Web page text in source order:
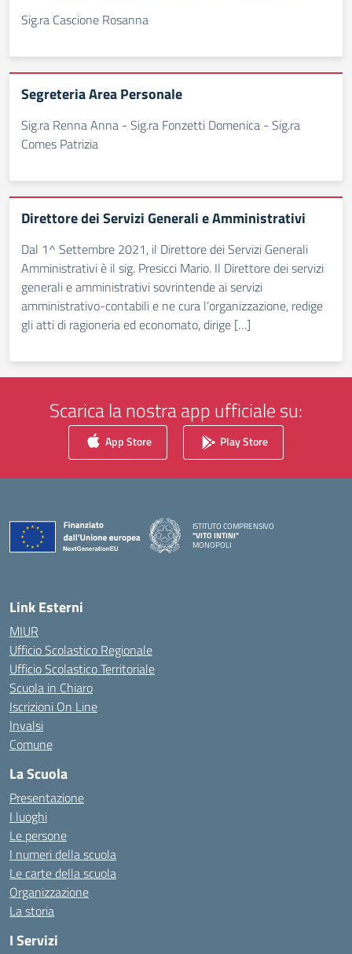
Sig.ra Cascione Rosanna
Segreteria Area Personale
Sig.ra Renna Anna - Sig.ra Fonzetti Domenica - Sig.ra
Comes Patrizia
Direttore dei Servizi Generali e Amministrativi
Dal 1^ Settembre 2021, il Direttore dei Servizi Generali
Amministrativi è il sig. Presicci Mario. Il Direttore dei servizi
generali e amministrativi sovrintende ai servizi
amministrativo-contabili e ne cura l’organizzazione, redige
gli atti di ragioneria ed economato, dirige […]
Scarica la nostra app ufficiale su:
App Store Play Store
ISTITUTO COMPRENSIVO
"VITO INTINI"
MONOPOLI
Link Esterni
MIUR
Ufficio Scolastico Regionale
Ufficio Scolastico Territoriale
Scuola in Chiaro
Iscrizioni On Line
Invalsi
Comune
La Scuola
Presentazione
I luoghi
Le persone
I numeri della scuola
Le carte della scuola
Organizzazione
La storia
I Servizi